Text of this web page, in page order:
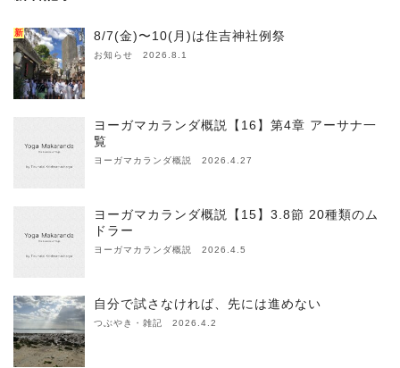
新 8/7(金)〜10(月)は住吉神社例祭
お知らせ 2026.8.1
ヨーガマカランダ概説【16】第4章 アーサナ一
覧
ヨーガマカランダ概説 2026.4.27
ヨーガマカランダ概説【15】3.8節 20種類のム
ドラー
ヨーガマカランダ概説 2026.4.5
自分で試さなければ、先には進めない
つぶやき・雑記 2026.4.2